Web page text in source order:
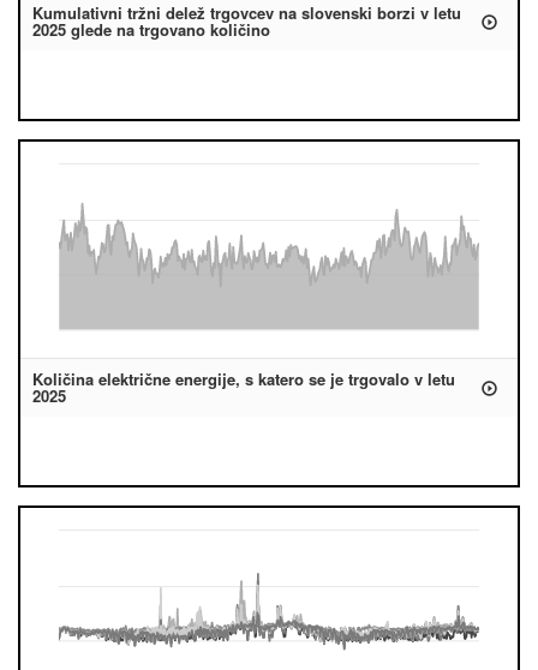
Kumulativni tržni delež trgovcev na slovenski borzi v letu
2025 glede na trgovano količino
Količina električne energije, s katero se je trgovalo v letu
2025